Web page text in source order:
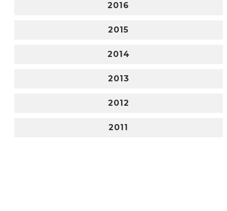
2016
2015
2014
2013
2012
2011